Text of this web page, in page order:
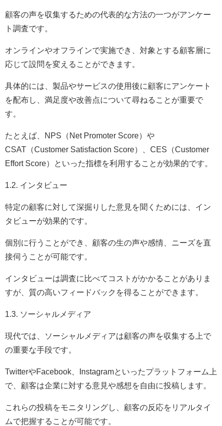
顧客の声を収集するための代表的な方法の一つがアンケー
ト調査です。
オンラインやオフラインで実施でき、対象とする顧客層に
応じて設問を変えることができます。
具体的には、製品やサービスの使用後に顧客にアンケート
を配布し、満足度や改善点について尋ねることが重要で
す。
たとえば、NPS（Net Promoter Score）や
CSAT（Customer Satisfaction Score）、CES（Customer
Effort Score）といった指標を利用することが効果的です。
1.2. インタビュー
特定の顧客に対して深掘りした意見を聞くためには、イン
タビューが効果的です。
個別に行うことができ、顧客の生の声や感情、ニーズを直
接伺うことが可能です。
インタビューは調査に比べてコストがかかることがありま
すが、質の高いフィードバックを得ることができます。
1.3. ソーシャルメディア
現代では、ソーシャルメディアは顧客の声を収集する上で
の重要な手段です。
TwitterやFacebook、Instagramといったプラットフォーム上
で、顧客は企業に対する意見や感想を自由に投稿します。
これらの投稿をモニタリングし、顧客の反応をリアルタイ
ムで把握することが可能です。